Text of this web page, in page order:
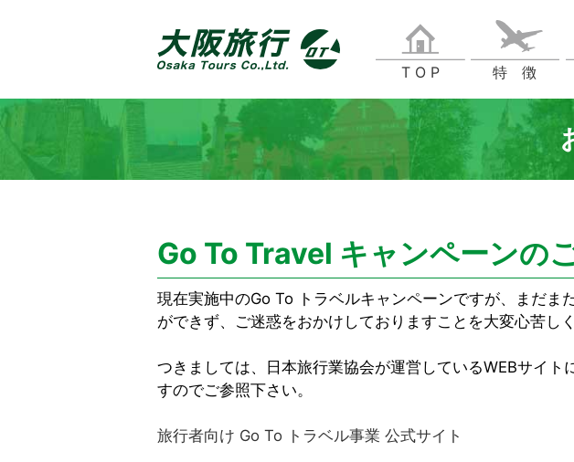
T O P 特 徴
Go To Travel キャンペーンの
現在実施中のGo To トラベルキャンペーンですが、まだま
ができず、ご迷惑をおかけしておりますことを大変心苦し
つきましては、日本旅行業協会が運営しているWEBサイ
すのでご参照下さい。
旅行者向け Go To トラベル事業 公式サイト